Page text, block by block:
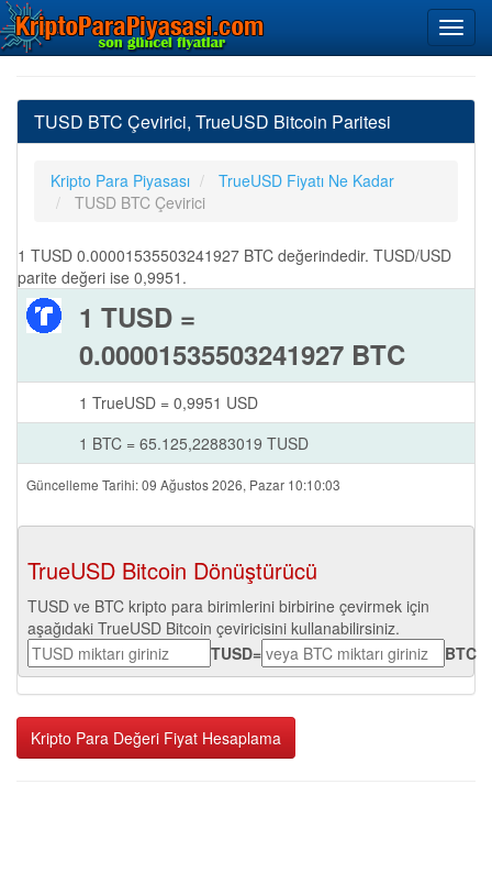
TUSD BTC Çevirici, TrueUSD Bitcoin Paritesi
Kripto Para Piyasası
TrueUSD Fiyatı Ne Kadar
TUSD BTC Çevirici
1 TUSD 0.00001535503241927 BTC değerindedir. TUSD/USD
parite değeri ise 0,9951.
1 TUSD =
0.00001535503241927 BTC
1 TrueUSD = 0,9951 USD
1 BTC = 65.125,22883019 TUSD
Güncelleme Tarihi: 09 Ağustos 2026, Pazar 10:10:03
TrueUSD Bitcoin Dönüştürücü
TUSD ve BTC kripto para birimlerini birbirine çevirmek için
aşağıdaki TrueUSD Bitcoin çeviricisini kullanabilirsiniz.
TUSD= BTC
Kripto Para Değeri Fiyat Hesaplama